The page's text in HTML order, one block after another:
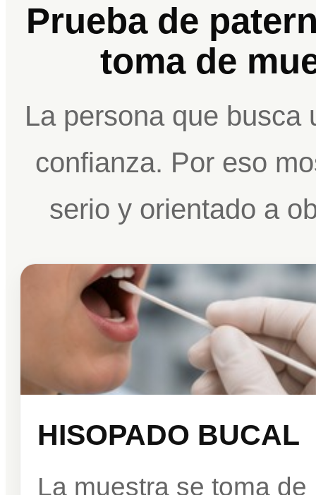
Prueba de
toma de
La persona que busca
confianza. Por eso
serio y orientado a
HISOPADO BUCAL
La muestra se toma de